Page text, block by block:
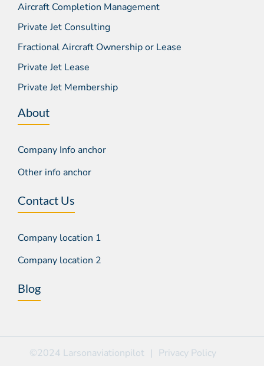
Aircraft Completion Management
Private Jet Consulting
Fractional Aircraft Ownership or Lease
Private Jet Lease
Private Jet Membership
About
Company Info anchor
Other info anchor
Contact Us
Company location 1
Company location 2
Blog
©2024 Larsonaviationpilot | Privacy Policy